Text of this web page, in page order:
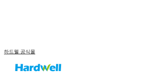
하드웰 공식몰